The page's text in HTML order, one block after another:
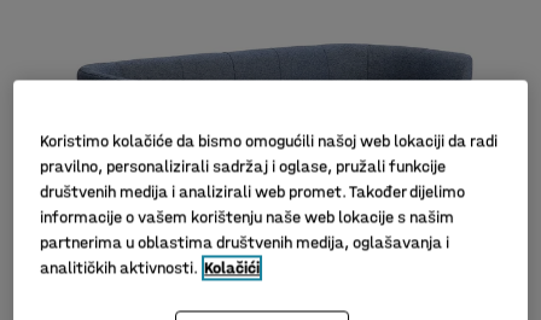
Koristimo kolačiće da bismo omogućili našoj web lokaciji da radi
pravilno, personalizirali sadržaj i oglase, pružali funkcije
društvenih medija i analizirali web promet. Također dijelimo
informacije o vašem korištenju naše web lokacije s našim
partnerima u oblastima društvenih medija, oglašavanja i
analitičkih aktivnosti. Kolačići